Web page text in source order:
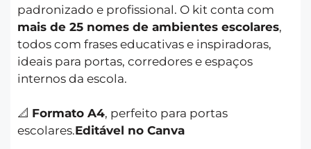
padronizado e profissional. O kit conta com
mais de 25 nomes de ambientes escolares,
todos com frases educativas e inspiradoras,
ideais para portas, corredores e espaços
internos da escola.
📐 Formato A4, perfeito para portas
escolares.Editável no Canva